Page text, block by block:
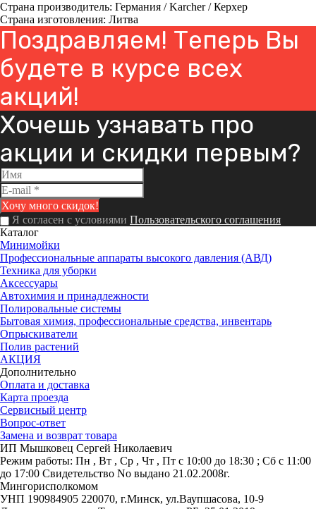
Страна производитель: Германия / Karcher / Керхер
Страна изготовления: Литва
Поздравляем! Теперь Вы
будете в курсе всех
акций!
Хочешь узнавать про
акции и скидки первым?
Я согласен с условиями Пользовательского соглашения
Каталог
Минимойки
Профессиональные аппараты высокого давления (АВД)
Техника для уборки
Аксессуары
Автохимия и принадлежности
Полировальные системы
Бытовая химия, профессиональные средства, инвентарь
Опрыскиватели
Полив растений
АКЦИЯ
Дополнительно
Оплата и доставка
Карта проезда
Сервисный центр
Вопрос-ответ
Замена и возврат товара
ИП Мышковец Сергей Николаевич
Режим работы: Пн , Вт , Ср , Чт , Пт c 10:00 до 18:30 ; Сб c 11:00
до 17:00 Свидетельство No выдано 21.02.2008г.
Мингорисполкомом
УНП 190984905 220070, г.Минск, ул.Ваупшасова, 10-9